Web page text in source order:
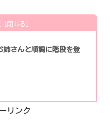
姉さんと順調に階段を登
リンク